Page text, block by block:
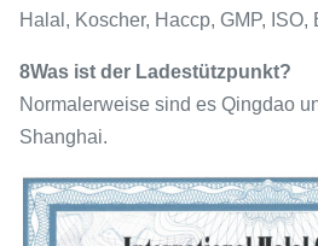
Halal, Koscher, Haccp, GMP, ISO,
8Was ist der Ladestützpunkt?
Normalerweise sind es Qingdao
Shanghai.